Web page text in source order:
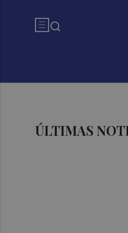
ÚLTIMAS